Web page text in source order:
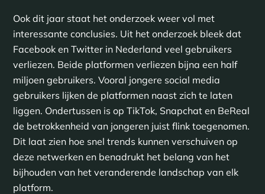
Ook dit jaar staat het onderzoek weer vol met
interessante conclusies. Uit het onderzoek bleek dat
Facebook en Twitter in Nederland veel gebruikers
verliezen. Beide platformen verliezen bijna een half
miljoen gebruikers. Vooral jongere social media
gebruikers lijken de platformen naast zich te laten
liggen. Ondertussen is op TikTok, Snapchat en BeReal
de betrokkenheid van jongeren juist flink toegenomen.
Dit laat zien hoe snel trends kunnen verschuiven op
deze netwerken en benadrukt het belang van het
bijhouden van het veranderende landschap van elk
platform.